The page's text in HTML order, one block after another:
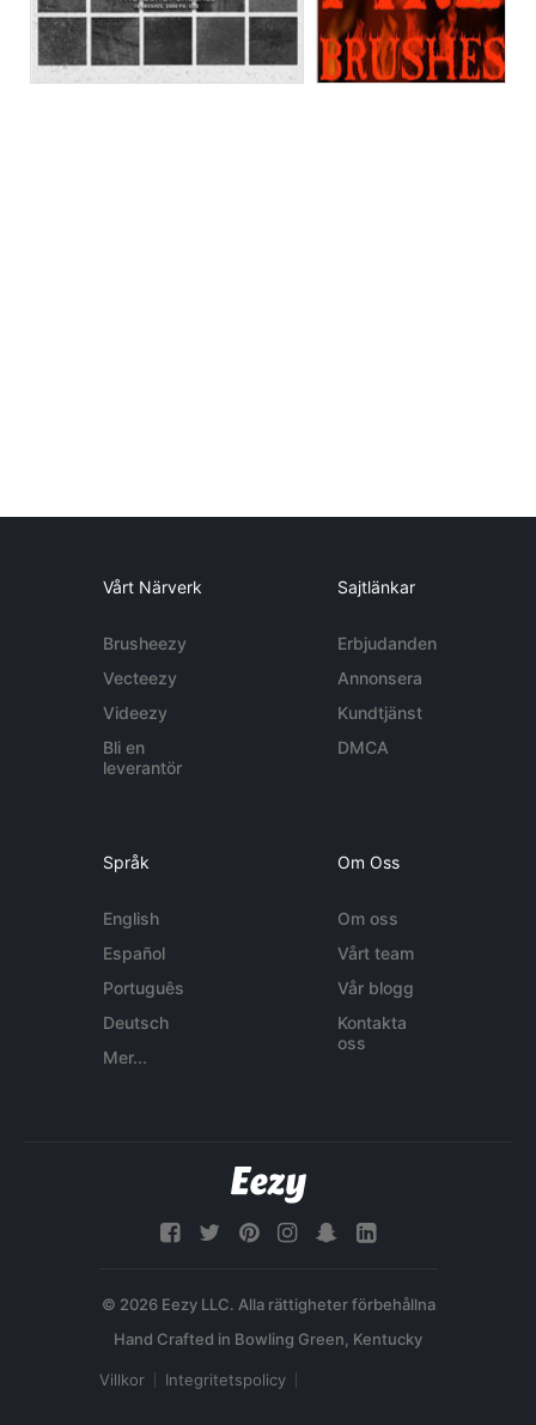
Vårt Närverk
Brusheezy
Vecteezy
Videezy
Bli en
leverantör
Sajtlänkar
Erbjudanden
Annonsera
Kundtjänst
DMCA
Språk
English
Español
Português
Deutsch
Mer...
Om Oss
Om oss
Vårt team
Vår blogg
Kontakta
oss
© 2026 Eezy LLC. Alla rättigheter förbehållna
Villkor Integritetspolicy